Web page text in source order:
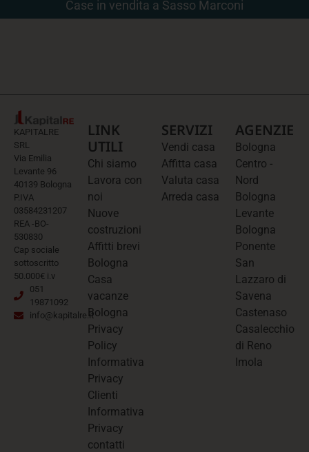
Case in vendita a Sasso Marconi
KAPITALRE
SRL
Via Emilia
Levante 96
40139 Bologna
P.IVA
03584231207
REA -BO-
530830
Cap sociale
sottoscritto
50.000€ i.v
051
19871092
info@kapitalre.it
LINK
UTILI
Chi siamo
Lavora con
noi
Nuove
costruzioni
Affitti brevi
Bologna
Casa
vacanze
Bologna
Privacy
Policy
Informativa
Privacy
Clienti
Informativa
Privacy
contatti
SERVIZI
Vendi casa
Affitta casa
Valuta casa
Arreda casa
AGENZIE
Bologna
Centro -
Nord
Bologna
Levante
Bologna
Ponente
San
Lazzaro di
Savena
Castenaso
Casalecchio
di Reno
Imola